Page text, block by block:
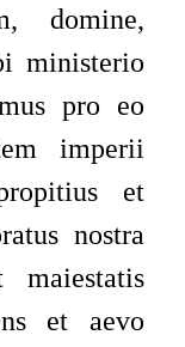
domine,
ministerio
pro eo
imperii
et
nostra
maiestatis
et aevo